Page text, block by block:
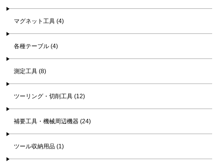
マグネット工具 (4)
各種テーブル (4)
測定工具 (8)
ツーリング・切削工具 (12)
補要工具・機械周辺機器 (24)
ツール収納用品 (1)